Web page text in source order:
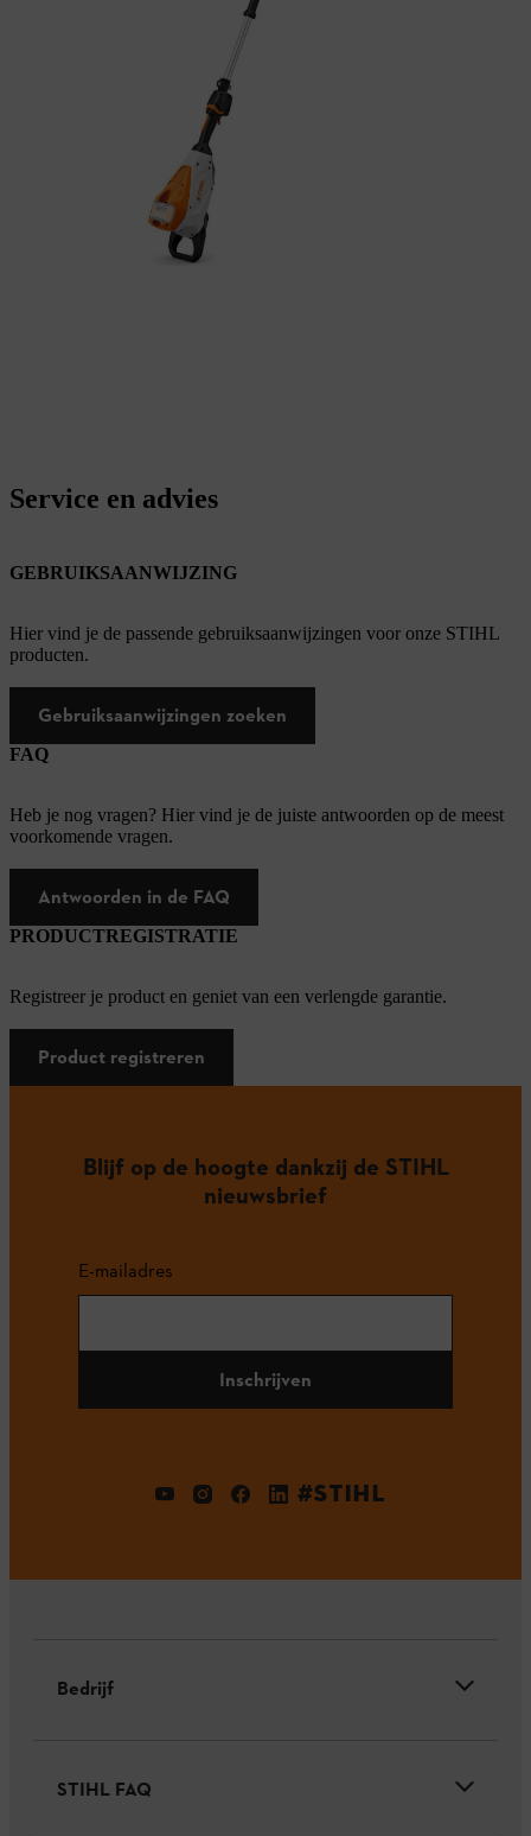
Service en advies
GEBRUIKSAANWIJZING
Hier vind je de passende gebruiksaanwijzingen voor onze STIHL
producten.
Gebruiksaanwijzingen zoeken
FAQ
Heb je nog vragen? Hier vind je de juiste antwoorden op de meest
voorkomende vragen.
Antwoorden in de FAQ
PRODUCTREGISTRATIE
Registreer je product en geniet van een verlengde garantie.
Product registreren
Blijf op de hoogte dankzij de STIHL
nieuwsbrief
E-mailadres
Inschrijven
#STIHL
Bedrijf
STIHL FAQ